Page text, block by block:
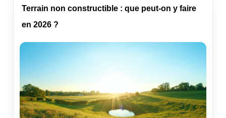
L’ambition n’est pas de doucher vos projets, mais
de partager un retour de terrain précis, utile, et […]
Terrain non constructible : que peut-on y faire
en 2026 ?